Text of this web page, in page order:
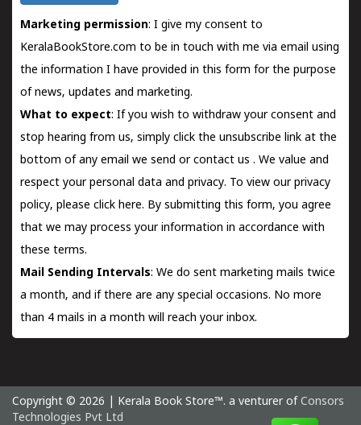
Marketing permission: I give my consent to
KeralaBookStore.com to be in touch with me via email using
the information I have provided in this form for the purpose
of news, updates and marketing.
What to expect: If you wish to withdraw your consent and
stop hearing from us, simply click the unsubscribe link at the
bottom of any email we send orcontact us . We value and
respect your personal data and privacy. To view our privacy
policy, please click here. By submitting this form, you agree
that we may process your information in accordance with
these terms.
Mail Sending Intervals: We do sent marketing mails twice
a month, and if there are any special occasions. No more
than 4 mails in a month will reach your inbox.
Copyright © 2026 | Kerala Book Store™. a venturer of Consors
Technologies Pvt Ltd